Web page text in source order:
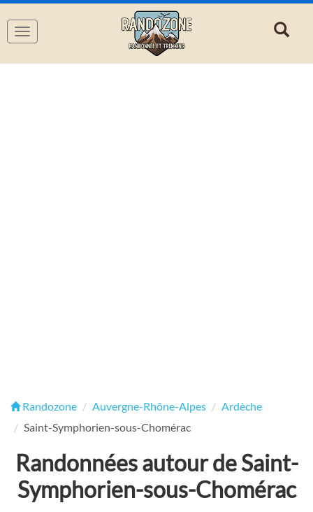
Navigation
Randozone Auvergne-Rhône-Alpes
Ardèche
Saint-Symphorien-sous-Chomérac
Randonnées autour de Saint-
Symphorien-sous-Chomérac